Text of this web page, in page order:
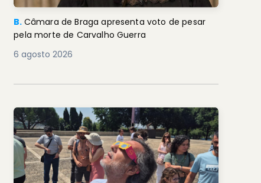
B. Câmara de Braga apresenta voto de pesar
pela morte de Carvalho Guerra
6 agosto 2026